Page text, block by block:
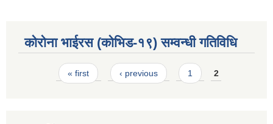
कोरोना भाईरस (कोभिड-१९) सम्वन्धी गतिविधि
Pages« first ‹ previous 1 2